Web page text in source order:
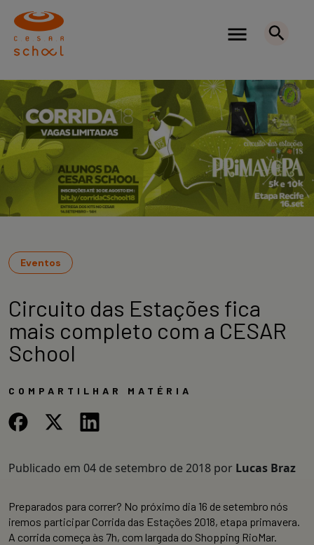
Eventos
Circuito das Estações fica
mais completo com a CESAR
School
COMPARTILHAR MATÉRIA
Publicado em 04 de setembro de 2018 por Lucas Braz
Preparados para correr? No próximo dia 16 de setembro nós
iremos participar Corrida das Estações 2018, etapa primavera.
A corrida começa às 7h, com largada do Shopping RioMar.